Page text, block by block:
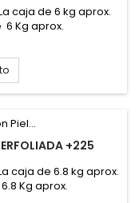
caja de 6 kg aprox.
6 Kg aprox.
+225
caja de 6.8 kg aprox.
Kg aprox.